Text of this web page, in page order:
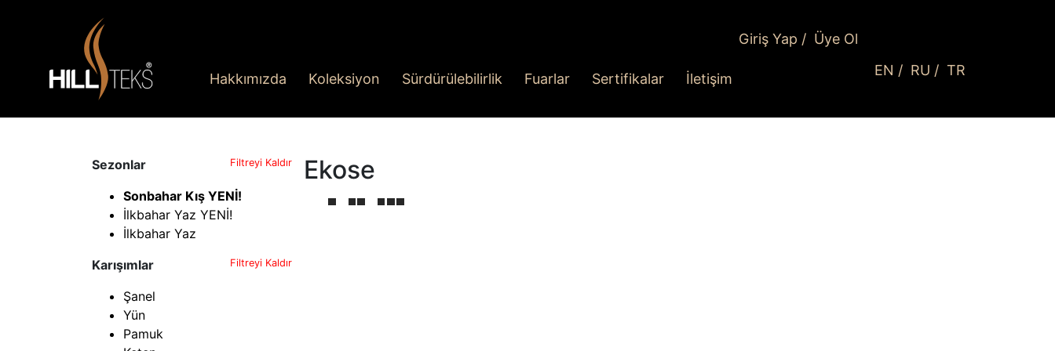
Hakkımızda Koleksiyon Sürdürülebilirlik Fuarlar Sertifikalar İletişim
Giriş Yap / Üye Ol
EN / RU / TR
Sezonlar Filtreyi Kaldır
Sonbahar Kış YENİ!
İlkbahar Yaz YENİ!
İlkbahar Yaz
Karışımlar
Filtreyi Kaldır
Şanel
Yün
Pamuk
Ekose